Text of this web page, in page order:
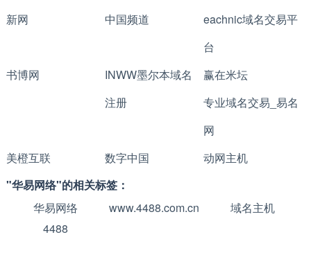
新网
中国频道
eachnic域名交易平
台
书博网
INWW墨尔本域名
注册
赢在米坛
专业域名交易_易名
网
美橙互联
数字中国
动网主机
"华易网络"的相关标签：
华易网络
www.4488.com.cn
域名主机
4488